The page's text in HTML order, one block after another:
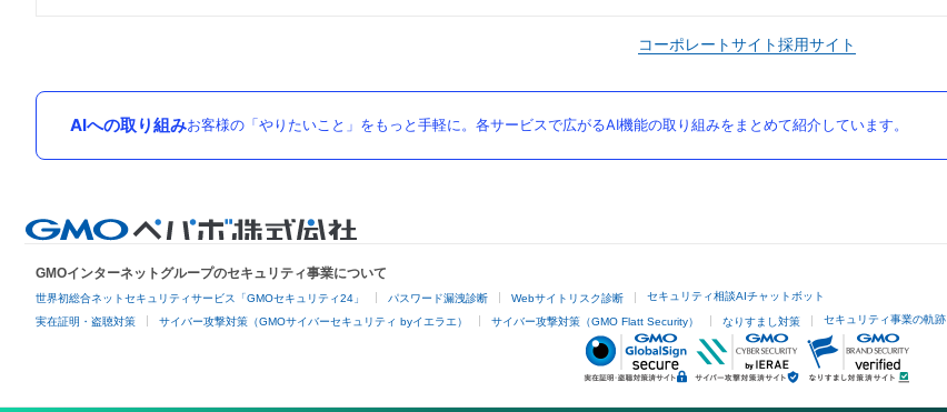
コーポレートサイト採用サイト
AIへの取り組みお客様の「やりたいこと」をもっと手軽に。各サービスで広がるAI機能の取り組みをまとめて紹介しています。
GMOインターネットグループのセキュリティ事業について
世界初総合ネットセキュリティサービス「GMOセキュリティ24」 パスワード漏洩診断 Webサイトリスク診断 セキュリティ相談AIチャットボット
実在証明・盗聴対策 サイバー攻撃対策（GMOサイバーセキュリティ byイエラエ） サイバー攻撃対策（GMO Flatt Security） なりすまし対策 セキュリティ事業の軌跡